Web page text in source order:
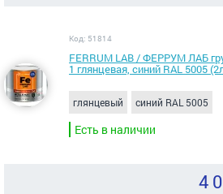
Код: 51814
FERRUM LAB / ФЕРРУМ ЛАБ
1 глянцевая, синий RAL 5005
глянцевый синий RAL 5005
Есть в наличии
4